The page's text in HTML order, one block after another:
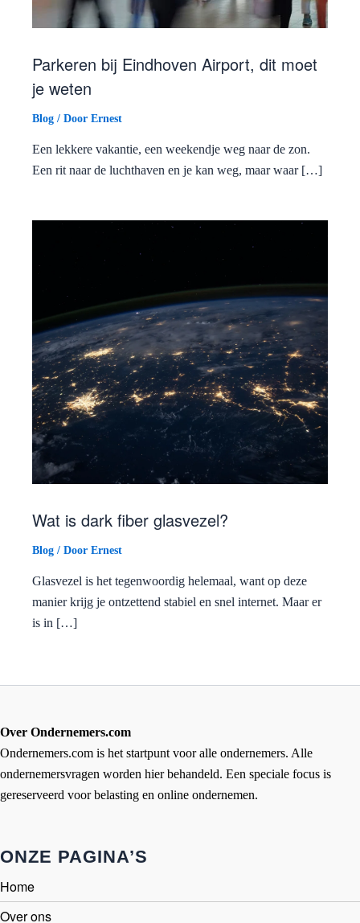
Parkeren bij Eindhoven Airport, dit moet
je weten
Blog / Door Ernest
Een lekkere vakantie, een weekendje weg naar de zon.
Een rit naar de luchthaven en je kan weg, maar waar […]
Wat is dark fiber glasvezel?
Blog / Door Ernest
Glasvezel is het tegenwoordig helemaal, want op deze
manier krijg je ontzettend stabiel en snel internet. Maar er
is in […]
Over Ondernemers.com
Ondernemers.com is het startpunt voor alle ondernemers. Alle
ondernemersvragen worden hier behandeld. Een speciale focus is
gereserveerd voor belasting en online ondernemen.
ONZE PAGINA’S
Home
Over ons